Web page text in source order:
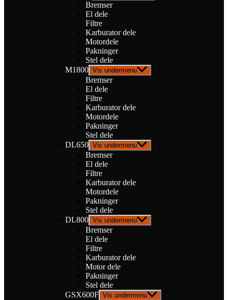
Bremser
El dele
Filtre
Karburator dele
Motordele
Pakninger
Stel dele
M1800 Vis undermenu
Bremser
El dele
Filtre
Karburator dele
Motordele
Pakninger
Stel dele
DL650 Vis undermenu
Bremser
El dele
Filtre
Karburator dele
Motordele
Pakninger
Stel dele
DL800 Vis undermenu
Bremser
El dele
Filtre
Karburator dele
Motor dele
Pakninger
Stel dele
GSX600F Vis undermenu